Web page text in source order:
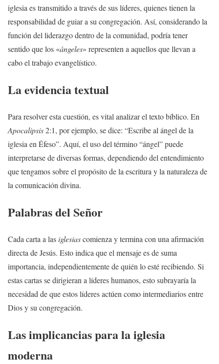
iglesia es transmitido a través de sus líderes, quienes tienen la
responsabilidad de guiar a su congregación. Así, considerando la
función del liderazgo dentro de la comunidad, podría tener
sentido que los «ángeles» representen a aquellos que llevan a
cabo el trabajo evangelístico.
La evidencia textual
Para resolver esta cuestión, es vital analizar el texto bíblico. En
Apocalipsis2:1, por ejemplo, se dice: “Escribe al ángel de la
iglesia en Éfeso”. Aquí, el uso del término “ángel” puede
interpretarse de diversas formas, dependiendo del entendimiento
que tengamos sobre el propósito de la escritura y la naturaleza de
la comunicación divina.
Palabras del Señor
Cada carta a las iglesiascomienza y termina con una afirmación
directa de Jesús. Esto indica que el mensaje es de suma
importancia, independientemente de quién lo esté recibiendo. Si
estas cartas se dirigieran a líderes humanos, esto subrayaría la
necesidad de que estos líderes actúen como intermediarios entre
Dios y su congregación.
Las implicancias para la iglesia
moderna